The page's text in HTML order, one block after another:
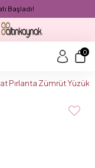
Başladı!
0
Pırlanta Zümrüt Yüzük